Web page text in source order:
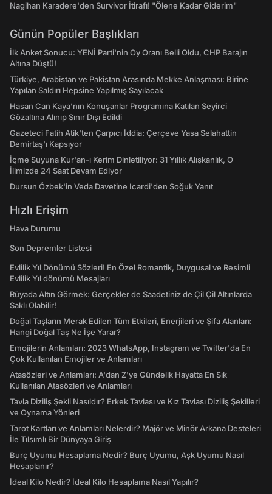
Nagihan Karadere'den Survivor İtirafı! "Ölene Kadar Giderim"
Günün Popüler Başlıkları
İlk Anket Sonucu: YENİ Parti'nin Oy Oranı Belli Oldu, CHP Barajın
Altına Düştü!
Türkiye, Arabistan ve Pakistan Arasında Mekke Anlaşması: Birine
Yapılan Saldırı Hepsine Yapılmış Sayılacak
Hasan Can Kaya’nın Konuşanlar Programına Katılan Seyirci
Gözaltına Alınıp Sınır Dışı Edildi
Gazeteci Fatih Atik'ten Çarpıcı İddia: Çerçeve Yasa Selahattin
Demirtaş'ı Kapsıyor
İçme Suyuna Kur'an-ı Kerim Dinletiliyor: 31 Yıllık Alışkanlık, O
İlimizde 24 Saat Devam Ediyor
Dursun Özbek'in Veda Davetine Icardi'den Soğuk Yanıt
Hızlı Erişim
Hava Durumu
Son Depremler Listesi
Evlilik Yıl Dönümü Sözleri! En Özel Romantik, Duygusal ve Resimli
Evlilik Yıl dönümü Mesajları
Rüyada Altın Görmek: Gerçekler de Saadetiniz de Çil Çil Altınlarda
Saklı Olabilir!
Doğal Taşların Merak Edilen Tüm Etkileri, Enerjileri ve Şifa Alanları:
Hangi Doğal Taş Ne İşe Yarar?
Emojilerin Anlamları: 2023 WhatsApp, Instagram ve Twitter'da En
Çok Kullanılan Emojiler ve Anlamları
Atasözleri ve Anlamları: A'dan Z'ye Gündelik Hayatta En Sık
Kullanılan Atasözleri ve Anlamları
Tavla Diziliş Şekli Nasıldır? Erkek Tavlası ve Kız Tavlası Diziliş Şekilleri
ve Oynama Yönleri
Tarot Kartları ve Anlamları Nelerdir? Majör ve Minör Arkana Desteleri
İle Tılsımlı Bir Dünyaya Giriş
Burç Uyumu Hesaplama Nedir? Burç Uyumu, Aşk Uyumu Nasıl
Hesaplanır?
İdeal Kilo Nedir? İdeal Kilo Hesaplama Nasıl Yapılır?